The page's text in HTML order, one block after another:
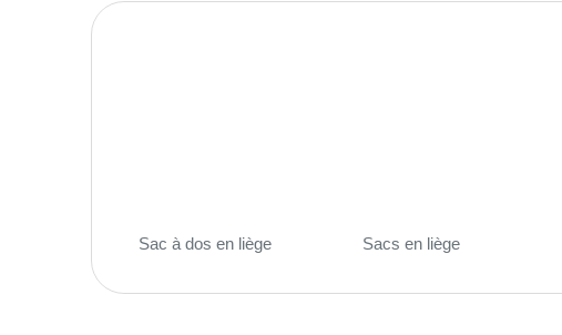
Sac à dos en liège Sacs en liège